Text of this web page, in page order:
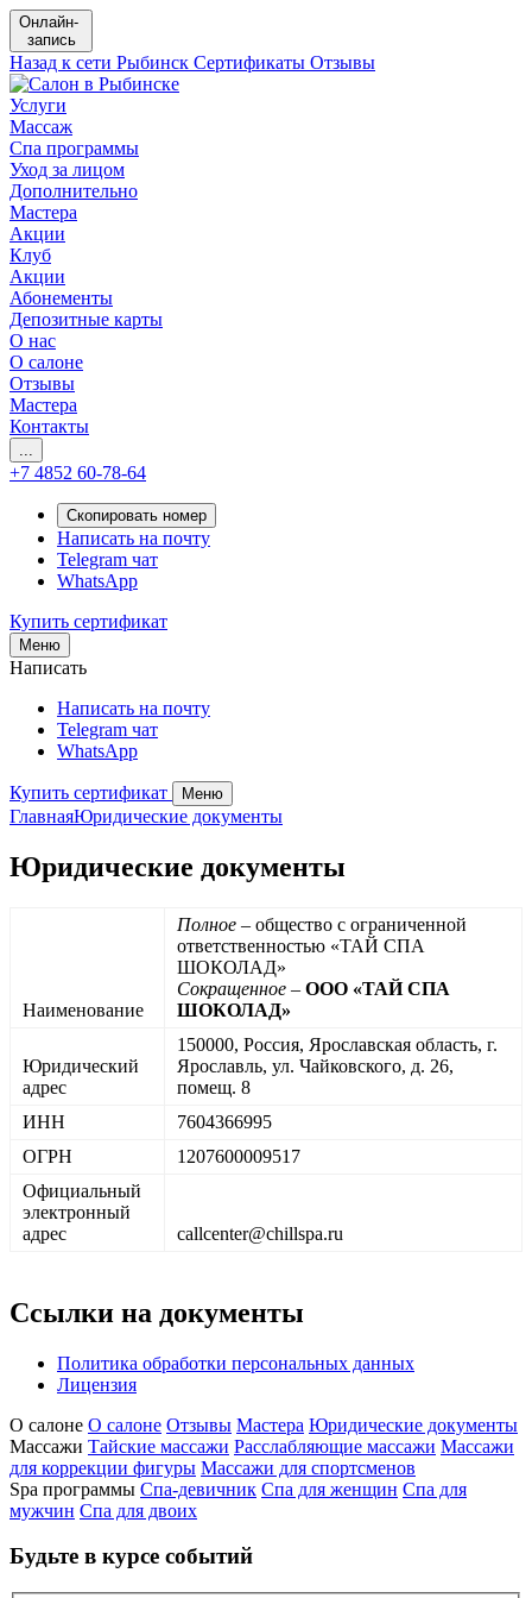
Онлайн-
запись
Назад к сети Рыбинск Сертификаты Отзывы
Услуги
Массаж
Спа программы
Уход за лицом
Дополнительно
Мастера
Акции
Клуб
Акции
Абонементы
Депозитные карты
О нас
О салоне
Отзывы
Мастера
Контакты
...
+7 4852 60-78-64
Скопировать номер
Написать на почту
Telegram чат
WhatsApp
Купить сертификат
Меню
Написать
Написать на почту
Telegram чат
WhatsApp
Купить сертификат Меню
Личный кабинет
Сауна
Спа для мужчин
Спа для женщин
Массажи
Подарочные сертификаты
Мастера
Акции
Контакты
+7 4852 60-78-64
callcenter@chillspa.ru
Telegram chat
WhatsApp
Социальные сети
ГлавнаяЮридические документы
Юридические документы
Наименование
Полное – общество с ограниченной
ответственностью ⁠«ТАЙ СПА
ШОКОЛАД»
Сокращенное – ⁠ООО «ТАЙ СПА
ШОКОЛАД»
Юридический
адрес
150000, Россия, Ярославская область, г.
Ярославль, ул. Чайковского, д. 26,
помещ. 8
ИНН
7604366995
ОГРН
1207600009517
Официальный
электронный
адрес
callcenter@chillspa.ru
Ссылки на документы
Политика обработки персональных данных
Лицензия
Принять все Настройки cookies
Сбросить Применить
Применить
Подробнее
Салоны CHILLCITY
Назад к сети SPA
Москва, Красные ворота
Ярославль
Рыбинск
О салоне О салоне Отзывы Мастера Юридические документы
Массажи Тайские массажи Расслабляющие массажи Массажи
для коррекции фигуры Массажи для спортсменов
Spa программы Спа-девичник Спа для женщин Спа для
мужчин Спа для двоих
Будьте в курсе событий